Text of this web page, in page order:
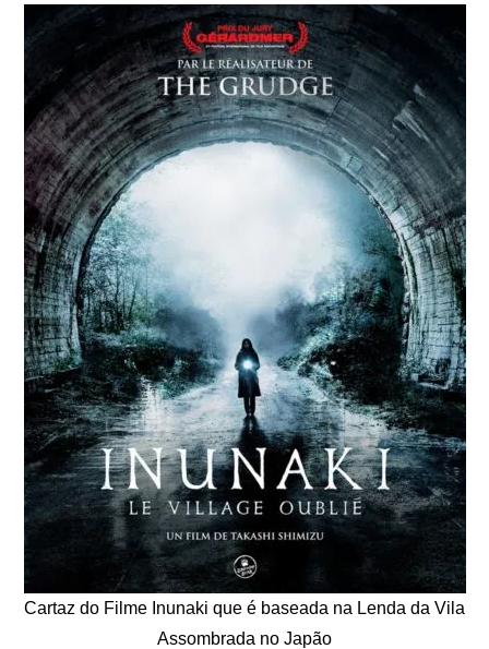
Cartaz do Filme Inunaki que é baseada na Lenda da Vila
Assombrada no Japão